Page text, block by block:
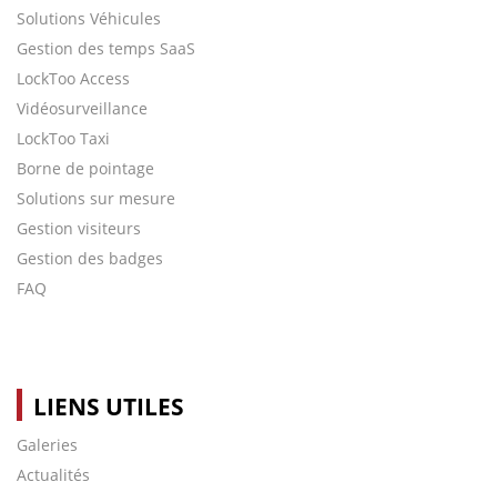
Solutions Véhicules
Gestion des temps SaaS
LockToo Access
Vidéosurveillance
LockToo Taxi
Borne de pointage
Solutions sur mesure
Gestion visiteurs
Gestion des badges
FAQ
LIENS UTILES
Galeries
Actualités